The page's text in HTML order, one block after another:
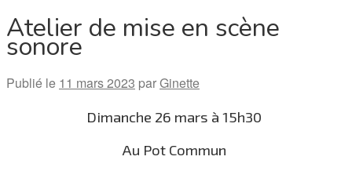
Atelier de mise en scène
sonore
Publié le 11 mars 2023 parGinette
Dimanche 26 mars à 15h30
Au Pot Commun